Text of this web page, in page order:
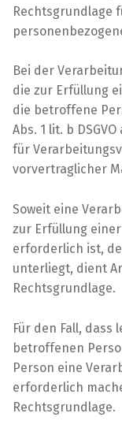
Rechtsgrundlage
Bei der
die zur Erfüllung
die betroffene
Abs. 1 lit. b
für
vorvertraglicher
Soweit eine
zur Erfüllung
erforderlich ist,
unterliegt, dient
Rechtsgrundlage.
Für den Fall,
betroffenen
Person eine
erforderlich
Rechtsgrundlage.